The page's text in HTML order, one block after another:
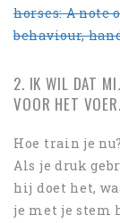
horses: A note
behaviour,
2. IK WIL DAT
VOOR HET VOER.
Hoe train je nu?
Als je druk
hij doet het,
je met je stem